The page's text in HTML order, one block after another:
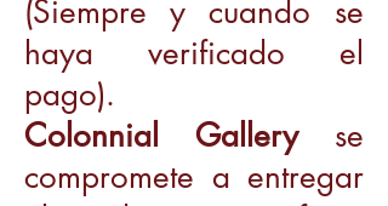
(Siempre y cuando se
haya verificado el
pago).
Colonnial Galleryse
compromete a entregar